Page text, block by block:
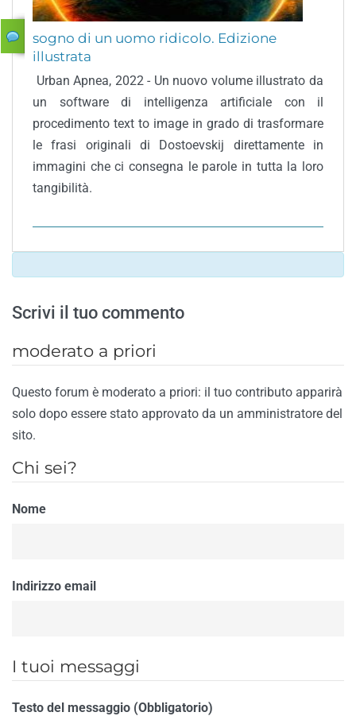
sogno di un uomo ridicolo. Edizione
illustrata
‎ Urban Apnea, 2022 - Un nuovo volume illustrato da
un software di intelligenza artificiale con il
procedimento text to image in grado di trasformare
le frasi originali di Dostoevskij direttamente in
immagini che ci consegna le parole in tutta la loro
tangibilità.
Scrivi il tuo commento
moderato a priori
Questo forum è moderato a priori: il tuo contributo apparirà
solo dopo essere stato approvato da un amministratore del
sito.
Chi sei?
Nome
Indirizzo email
I tuoi messaggi
Testo del messaggio (Obbligatorio)